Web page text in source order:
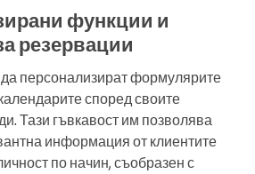
функции и
резервации
персонализират формулярите
според своите
Тази гъвкавост им позволява
информация от клиентите
по начин, съобразен с